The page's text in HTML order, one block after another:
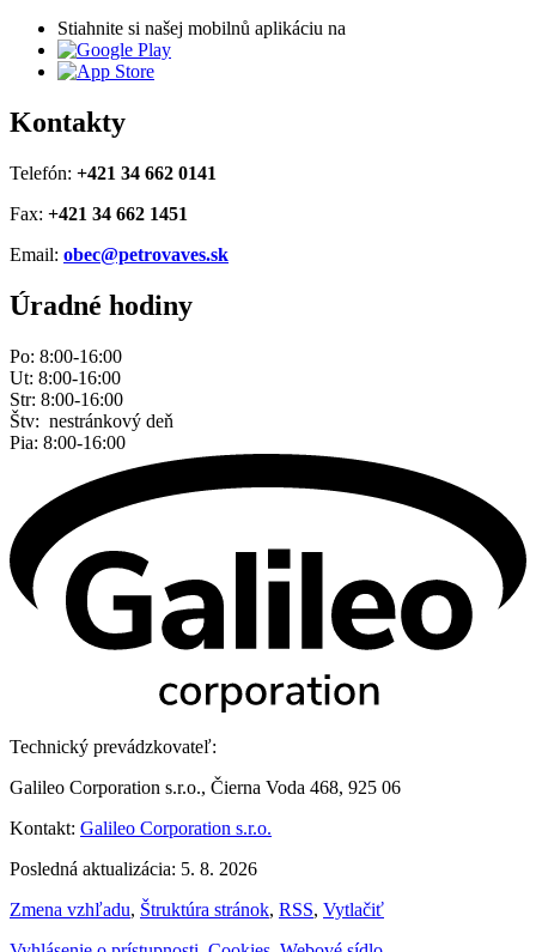
Stiahnite si našej mobilnů aplikáciu na
Kontakty
Telefón: +421 34 662 0141
Fax: +421 34 662 1451
Email: obec@petrovaves.sk
Úradné hodiny
Po: 8:00-16:00
Ut: 8:00-16:00
Str: 8:00-16:00
Štv: nestránkový deň
Pia: 8:00-16:00
Technický prevádzkovateľ:
Galileo Corporation s.r.o., Čierna Voda 468, 925 06
Kontakt: Galileo Corporation s.r.o.
Posledná aktualizácia: 5. 8. 2026
Zmena vzhľadu, Štruktúra stránok, RSS, Vytlačiť